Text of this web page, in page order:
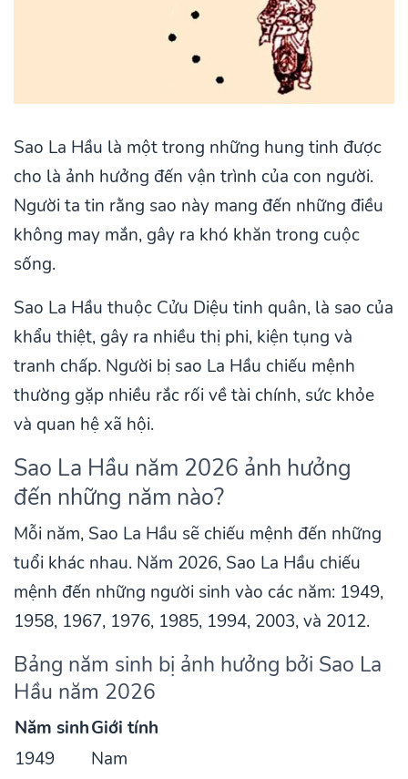
Sao La Hầu là một trong những hung tinh được
cho là ảnh hưởng đến vận trình của con người.
Người ta tin rằng sao này mang đến những điều
không may mắn, gây ra khó khăn trong cuộc
sống.
Sao La Hầu thuộc Cửu Diệu tinh quân, là sao của
khẩu thiệt, gây ra nhiều thị phi, kiện tụng và
tranh chấp. Người bị sao La Hầu chiếu mệnh
thường gặp nhiều rắc rối về tài chính, sức khỏe
và quan hệ xã hội.
Sao La Hầu năm 2026 ảnh hưởng
đến những năm nào?
Mỗi năm, Sao La Hầu sẽ chiếu mệnh đến những
tuổi khác nhau. Năm 2026, Sao La Hầu chiếu
mệnh đến những người sinh vào các năm: 1949,
1958, 1967, 1976, 1985, 1994, 2003, và 2012.
Bảng năm sinh bị ảnh hưởng bởi Sao La
Hầu năm 2026
Năm sinhGiới tính
1949
Nam